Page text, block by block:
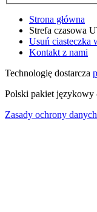
Strona główna
Strefa czasowa
Usuń ciasteczka
Kontakt z nami
Technologię dostarcza
Polski pakiet językowy
Zasady ochrony